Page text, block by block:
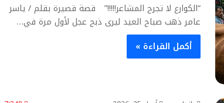
“الكوارع لا تجرح المشاعر!!!!!” قصة قصيرة بقلم / ياسر
عامر ذهب صباح العيد ليرى ذبح عجل لأول مرة في…
أكمل القراءة »